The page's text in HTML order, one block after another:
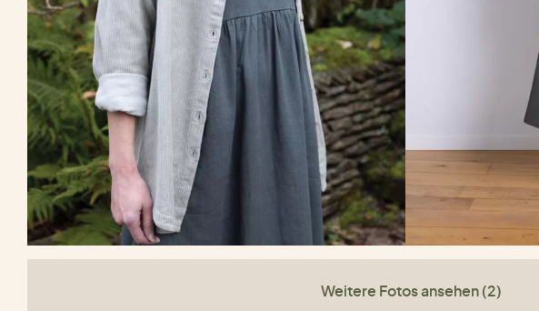
Weitere Fotos ansehen (2)